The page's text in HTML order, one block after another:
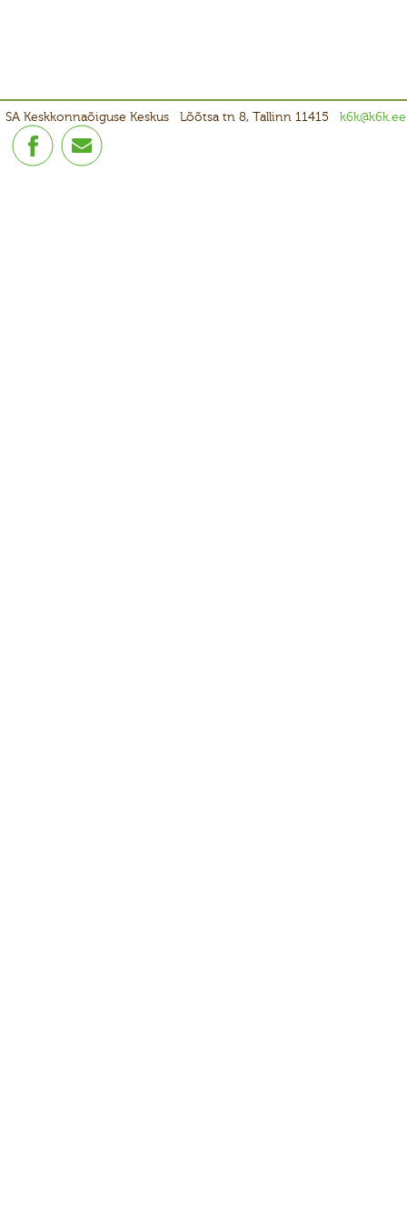
SA Keskkonnaõiguse Keskus Lõõtsa tn 8, Tallinn 11415 k6k@k6k.ee